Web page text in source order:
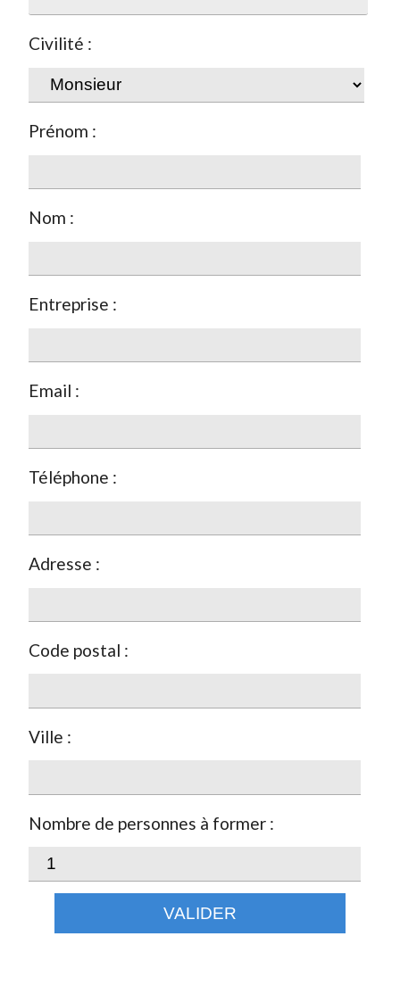
Civilité :
Prénom :
Nom :
Entreprise :
Email :
Téléphone :
Adresse :
Code postal :
Ville :
Nombre de personnes à former :
VALIDER